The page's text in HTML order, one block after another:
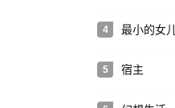
4 最小的女
5 宿主